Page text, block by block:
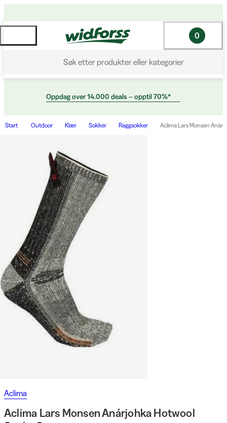
Søk etter produkter eller kategorier
0
Oppdag over 14.000 deals – opptil 70%*
Start Outdoor Klær Sokker Raggsokker Aclima Lars Monsen
Aclima
Aclima Lars Monsen Anárjohka Hotwool